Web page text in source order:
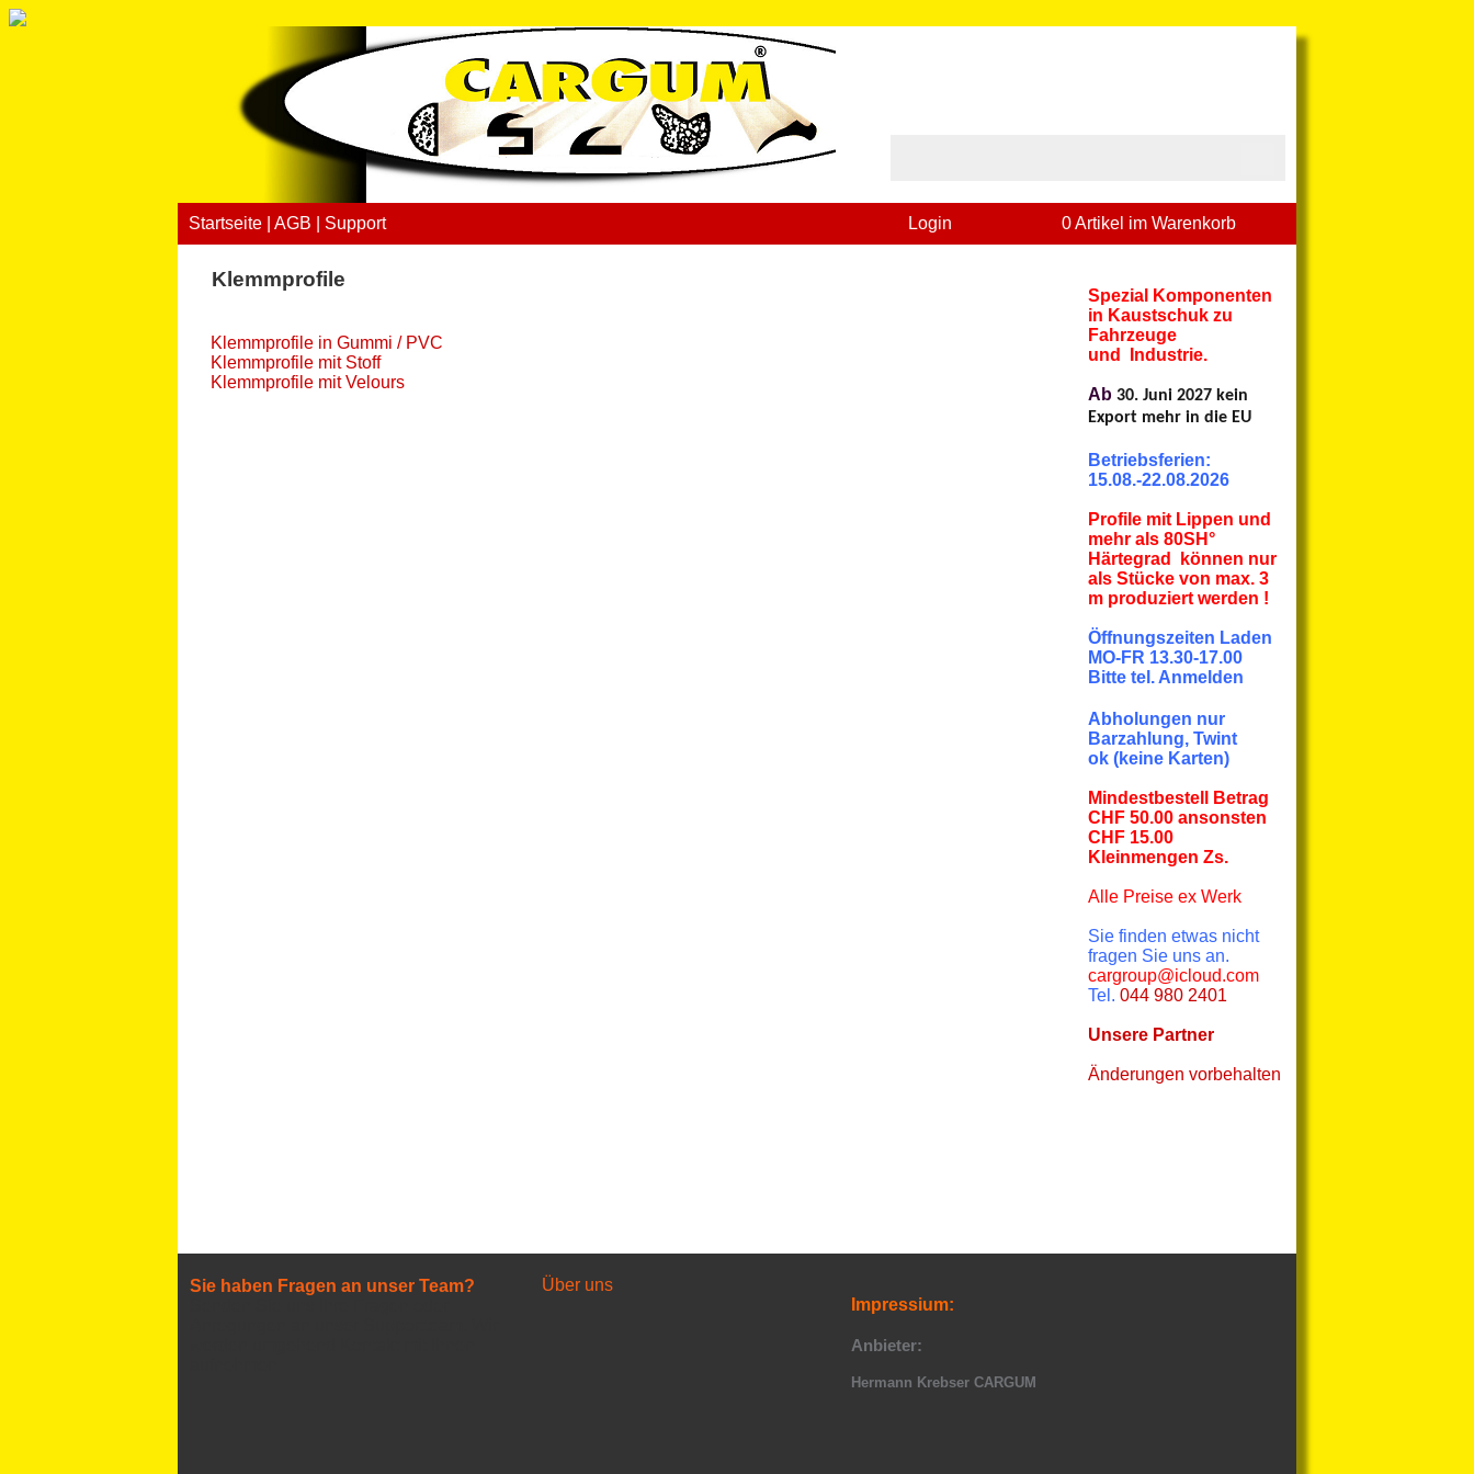
Startseite AGB Support Login 0 Artikel im Warenkorb
Klemmprofile
Klemmprofile in Gummi / PVC
Klemmprofile mit Stoff
Klemmprofile mit Velours
Spezial Komponenten
in Kaustschuk zu
Fahrzeuge
und Industrie.
Ab 30. Juni 2027 kein
Export mehr in die EU
Betriebsferien:
15.08.-22.08.2026
Profile mit Lippen und
mehr als 80SH°
Härtegrad können nur
als Stücke von max. 3
m produziert werden !
Öffnungszeiten Laden
MO-FR 13.30-17.00
Bitte tel. Anmelden
Abholungen nur
Barzahlung, Twint
ok (keine Karten)
Mindestbestell Betrag
CHF 50.00 ansonsten
CHF 15.00
Kleinmengen Zs.
Alle Preise ex Werk
Sie finden etwas nicht
fragen Sie uns an.
cargroup@icloud.com
Tel. 044 980 2401
Unsere Partner
Änderungen vorbehalten
Sie haben Fragen an unser Team?
Über uns
Impressium:
Anbieter:
Hermann Krebser CARGUM